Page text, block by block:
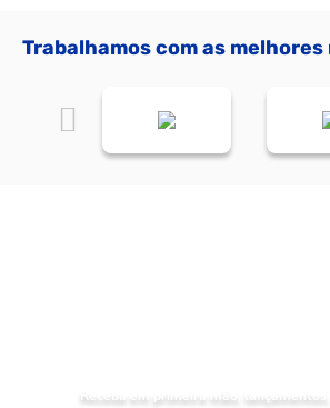
Trabalhamos com as melhores
Receba em primeira mão, lançamentos,